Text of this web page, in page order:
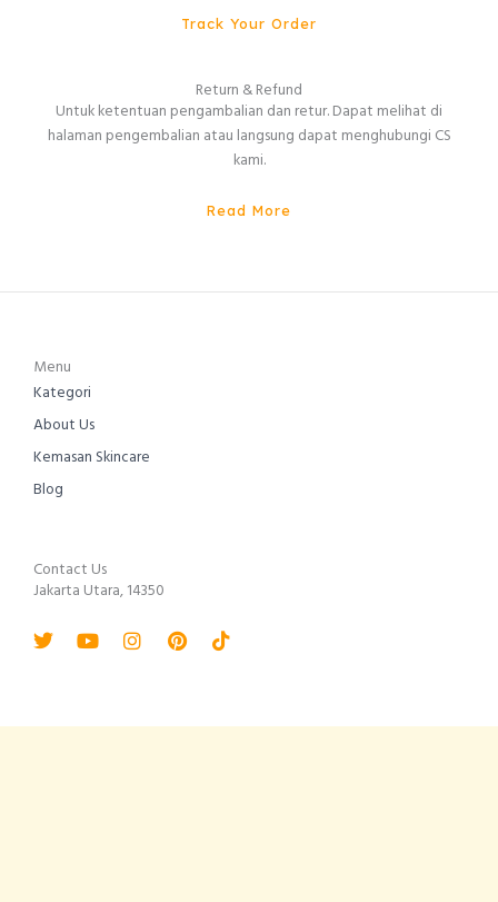
Track Your Order
Return & Refund
Untuk ketentuan pengambalian dan retur. Dapat melihat di
halaman pengembalian atau langsung dapat menghubungi CS
kami.
Read More
Menu
Kategori
About Us
Kemasan Skincare
Blog
Contact Us
Jakarta Utara, 14350
TwitterYoutubeInstagram
PinterestTiktok